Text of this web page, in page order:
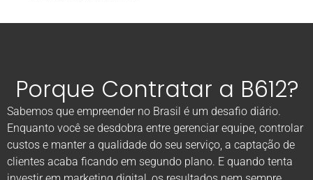
Porque Contratar a B612?
Sabemos que empreender no Brasil é um desafio diário.
Enquanto você se desdobra entre gerenciar equipe, controlar
custos e manter a qualidade do seu serviço, a captação de
clientes acaba ficando em segundo plano. E quando tenta